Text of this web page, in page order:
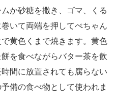
か砂糖を撒き、ゴマ、くる
いて両端を押してぺちゃん
黄色くまで焼きます。黄色
を食べながらバター茶を飲
間に放置されても腐らない
備の食べ物として使われま